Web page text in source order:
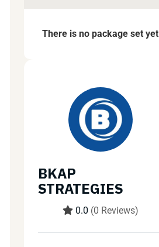
There is no package set yet
BKAP
STRATEGIES
0.0 (0 Reviews)